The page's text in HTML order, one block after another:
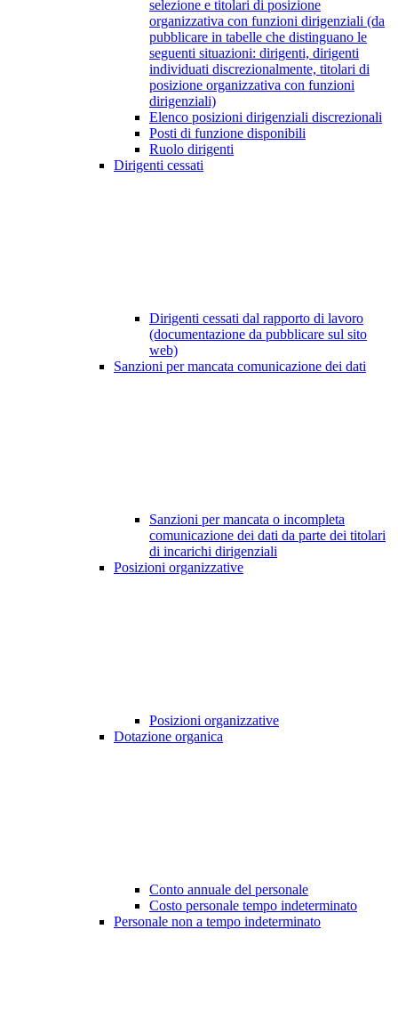
selezione e titolari di posizione
organizzativa con funzioni dirigenziali (da
pubblicare in tabelle che distinguano le
seguenti situazioni: dirigenti, dirigenti
individuati discrezionalmente, titolari di
posizione organizzativa con funzioni
dirigenziali)
Elenco posizioni dirigenziali discrezionali
Posti di funzione disponibili
Ruolo dirigenti
Dirigenti cessati
Dirigenti cessati dal rapporto di lavoro
(documentazione da pubblicare sul sito
web)
Sanzioni per mancata comunicazione dei dati
Sanzioni per mancata o incompleta
comunicazione dei dati da parte dei titolari
di incarichi dirigenziali
Posizioni organizzative
Posizioni organizzative
Dotazione organica
Conto annuale del personale
Costo personale tempo indeterminato
Personale non a tempo indeterminato